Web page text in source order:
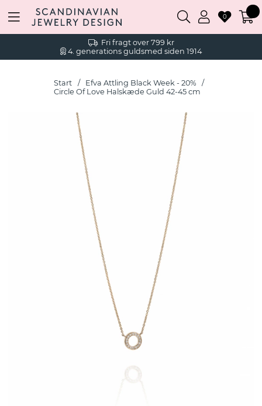
Fri fragt over 799 kr
4. generations guldsmed siden 1914
0
Start
Efva Attling Black Week - 20%
Circle Of Love Halskæde Guld 42-45 cm